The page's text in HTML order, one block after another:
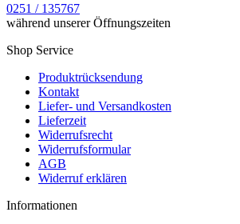
0251 / 135767
während unserer Öffnungszeiten
Shop Service
Produktrücksendung
Kontakt
Liefer- und Versandkosten
Lieferzeit
Widerrufsrecht
Widerrufsformular
AGB
Widerruf erklären
Informationen